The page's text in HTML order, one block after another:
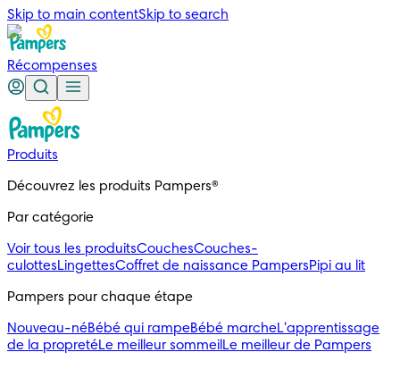
Skip to main contentSkip to search
Récompenses
Produits
Découvrez les produits Pampers®
Par catégorie
Voir tous les produitsCouchesCouches-
culottesLingettesCoffret de naissance PampersPipi au lit
Pampers pour chaque étape
Nouveau-néBébé qui rampeBébé marcheL'apprentissage
de la propretéLe meilleur sommeil Le meilleur de Pampers